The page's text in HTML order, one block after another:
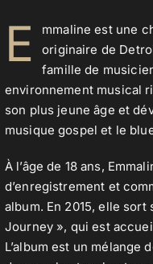
Télécharger
Contact
E
mmaline est une
originaire de
famille de
environnement musical
son plus jeune âge et
musique gospel et le
À l’âge de 18 ans,
d’enregistrement et
album. En 2015, elle
Journey », qui est
L’album est un mélange